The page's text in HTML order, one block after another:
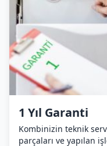
1 Yıl Garanti
Kombinizin teknik
parçaları ve yapılan